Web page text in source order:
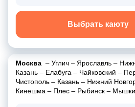
Выбрать каюту
Москва – Углич – Ярославль –
Казань – Елабуга – Чайковский –
Чистополь – Казань – Нижний
Кинешма – Плес – Рыбинск –